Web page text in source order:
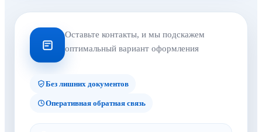
Оставьте контакты, и мы подскажем
оптимальный вариант оформления
Без лишних документов
Оперативная обратная связь